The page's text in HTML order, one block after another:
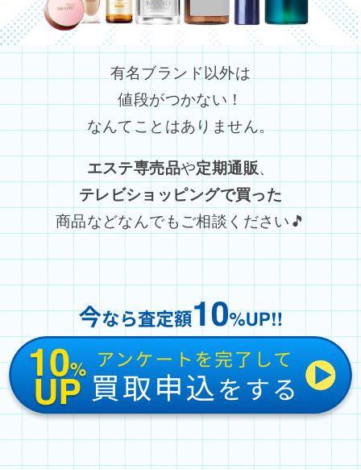
有名ブランド以外は
値段がつかない！
なんてことはありません。
エステ専売品や定期通販、
テレビショッピングで買った
商品などなんでもご相談ください🎵